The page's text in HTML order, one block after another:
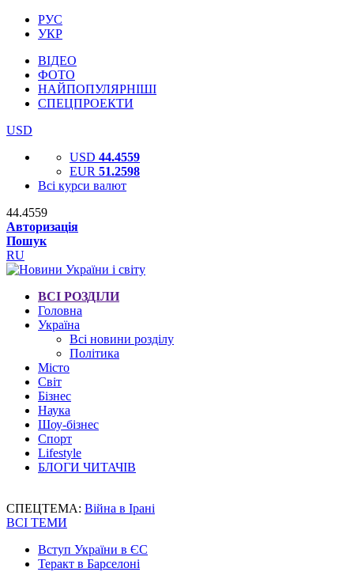
РУС
УКР
ВІДЕО
ФОТО
НАЙПОПУЛЯРНІШІ
СПЕЦПРОЕКТИ
USD
USD 44.4559
EUR 51.2598
Всі курси валют
44.4559
Авторизація
Пошук
RU
ВСІ РОЗДІЛИ
Головна
Україна
Всі новини розділу
Політика
Місто
Світ
Бізнес
Наука
Шоу-бізнес
Спорт
Lifestyle
БЛОГИ ЧИТАЧІВ
СПЕЦТЕМА: Війна в Ірані
ВСІ ТЕМИ
Вступ України в ЄС
Теракт в Барселоні